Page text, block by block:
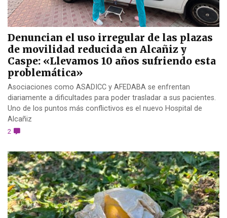
Denuncian el uso irregular de las plazas
de movilidad reducida en Alcañiz y
Caspe: «Llevamos 10 años sufriendo esta
problemática»
Asociaciones como ASADICC y AFEDABA se enfrentan
diariamente a dificultades para poder trasladar a sus pacientes.
Uno de los puntos más conflictivos es el nuevo Hospital de
Alcañiz
2